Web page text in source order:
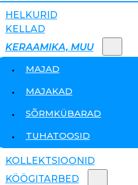
HELKURID
KELLAD
KERAAMIKA, MUU
MAJAD
MAJAKAD
SÕRMKÜBARAD
TUHATOOSID
KOLLEKTSIOONID
KÖÖGITARBED